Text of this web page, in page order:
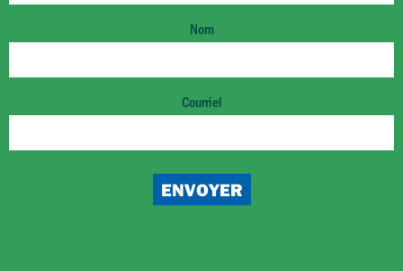
Nom
Courriel